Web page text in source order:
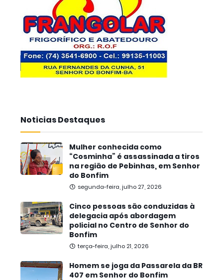
Noticias Destaques
Mulher conhecida como
“Cosminha” é assassinada a tiros
na região de Pebinhas, em Senhor
do Bonfim
segunda-feira, julho 27, 2026
Cinco pessoas são conduzidas à
delegacia após abordagem
policial no Centro de Senhor do
Bonfim
terça-feira, julho 21, 2026
Homem se joga da Passarela da BR
407 em Senhor do Bonfim